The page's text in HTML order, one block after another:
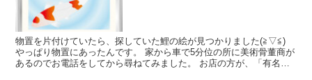
物置を片付けていたら、探していた鯉の絵が見つかりました(≧▽≦)
やっぱり物置にあったんです。 家から車で5分位の所に美術骨董商が
あるのでお電話をしてから尋ねてみました。 お店の方が、「有名な